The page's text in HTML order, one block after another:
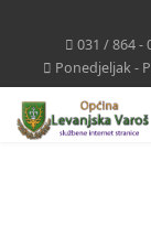
031 / 864 -
Ponedjeljak -